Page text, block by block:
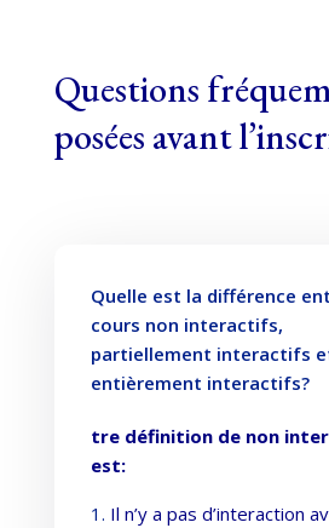
Questions
posées avant
Quelle est la différence
cours non interactifs,
partiellement interactifs
entièrement interactifs?
tre définition de non
est:
Il n’y a pas d’interaction